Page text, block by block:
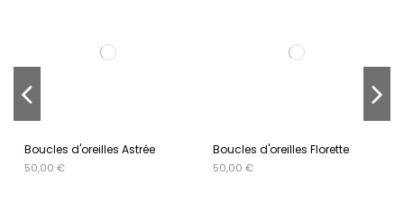
Boucles d'oreilles Astrée
50,00 €
Boucles d'oreilles Florette
50,00 €